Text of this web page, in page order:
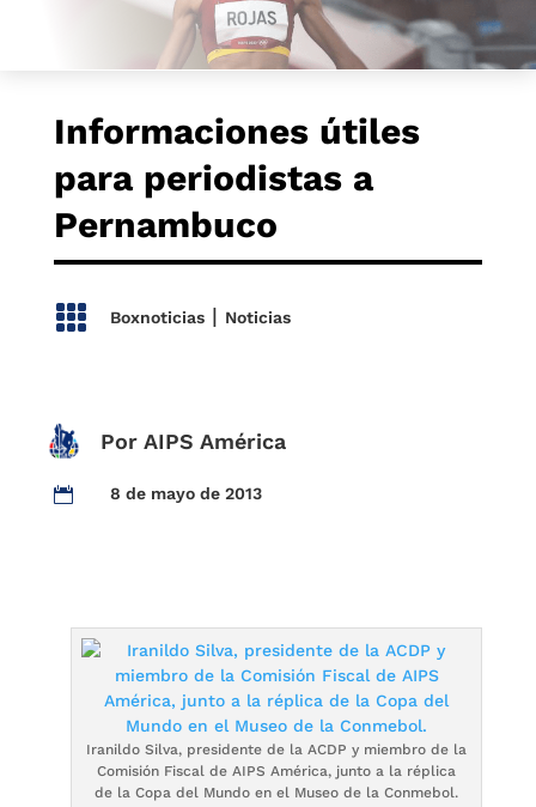
Informaciones útiles
para periodistas a
Pernambuco
 Boxnoticias| Noticias
Por AIPS América
 8 de mayo de 2013
Iranildo Silva, presidente de la ACDP y miembro de la
Comisión Fiscal de AIPS América, junto a la réplica
de la Copa del Mundo en el Museo de la Conmebol.